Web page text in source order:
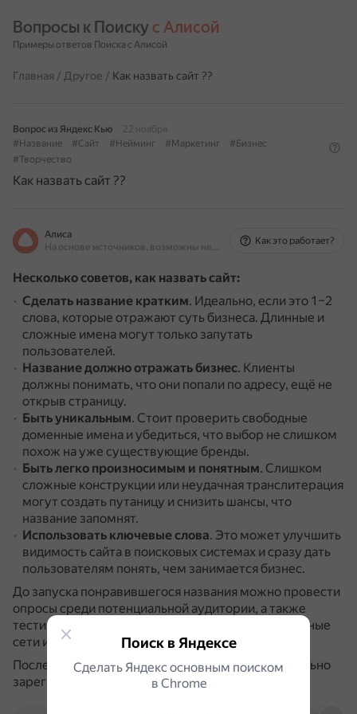
Вопросы к Поиску с Алисой
Примеры ответов Поиска с Алисой
Главная / Другое / Как назвать сайт ??
Вопрос из Яндекс Кью
22 ноября
#Название
#Сайт #Нейминг #Маркетинг
#Бизнес
#Творчество
Как назвать сайт ??
Алиса
На основе источников, возможны неточности
Как это работает?
Несколько советов, как назвать сайт:
Сделать название кратким. Идеально, если это 1–2
слова, которые отражают суть бизнеса. Длинные и
сложные имена могут только запутать
пользователей.
Название должно отражать бизнес. Клиенты
должны понимать, что они попали по адресу, ещё не
открыв страницу.
Быть уникальным. Стоит проверить свободные
доменные имена и убедиться, что выбор не слишком
похож на уже существующие бренды.
Быть легко произносимым и понятным. Слишком
сложные конструкции или неудачная транслитерация
могут создать путаницу и снизить шансы, что
название запомнят.
Использовать ключевые слова. Это может улучшить
видимость сайта в поисковых системах и сразу дать
пользователям понять, чем занимается бизнес.
До запуска понравившегося названия можно провести
опросы среди потенциальной аудитории, а также
тестирование через имеющиеся каналы (социальные
сети или Телеграм).
После принятия решения название стоит официально
зарегистрировать, чтобы его никто не мог занять.
Поиск в Яндексе
Сделать Яндекс основным поиском
в Сhrome